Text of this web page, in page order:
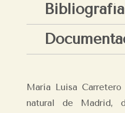
Bibliografía
María Luisa
natural de Madrid,